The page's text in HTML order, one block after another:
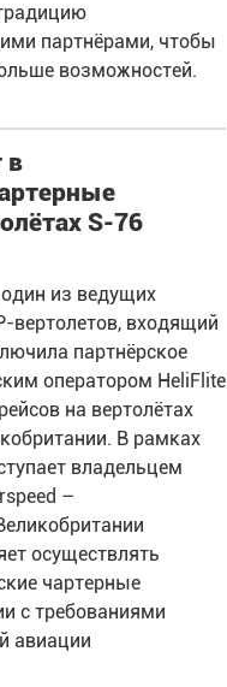
партнёрами, чтобы
возможностей.
в
S-76
из ведущих
вертолетов, входящий
партнёрское
оператором HeliFlite
на вертолётах
В рамках
владельцем
–
осуществлять
чартерные
с требованиями
авиации